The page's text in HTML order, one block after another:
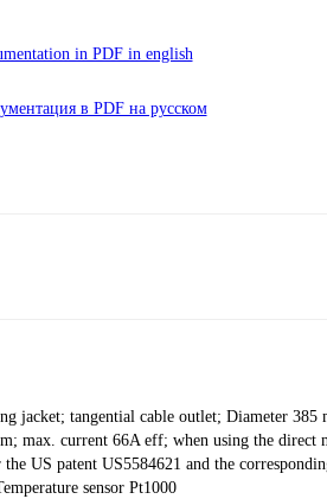
in PDF in english
в PDF на русском
jacket; tangential cable outlet; Diameter 385
max. current 66A eff; when using the direct
US patent US5584621 and the
sensor Pt1000